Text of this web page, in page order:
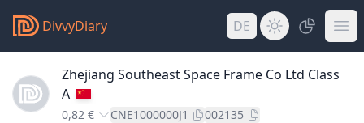
DivvyDiary DE
Zhejiang Southeast Space Frame Co Ltd Class
A
0,82 € CNE1000000J1 002135